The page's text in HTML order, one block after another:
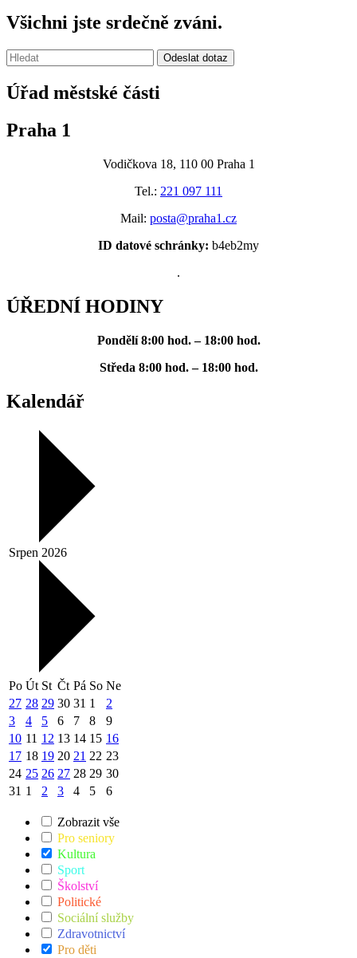
Všichni jste srdečně zváni.
Vyhledávání: Odeslat dotaz
Úřad městské části
Praha 1
Vodičkova 18, 110 00 Praha 1
Tel.: 221 097 111
Mail: posta@praha1.cz
ID datové schránky: b4eb2my
.
ÚŘEDNÍ HODINY
Pondělí 8:00 hod. – 18:00 hod.
Středa 8:00 hod. – 18:00 hod.
Kalendář
Srpen 2026
Po Út St Čt Pá So Ne
27 28 29 30 31 1
2
3
4 5 6 7 8
9
10 11 12 13 14 15 16
17 18 19 20 21 22 23
24 25 26 27 28 29 30
31 1 2 3 4 5 6
Zobrazit vše
Pro seniory
Kultura
Sport
Školství
Politické
Sociální služby
Zdravotnictví
Pro děti